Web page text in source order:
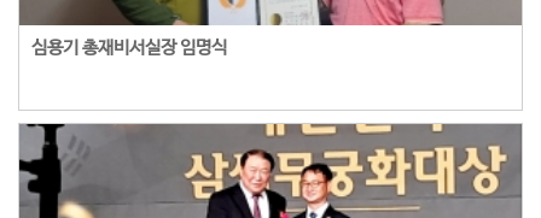
심용기 총재비서실장 임명식